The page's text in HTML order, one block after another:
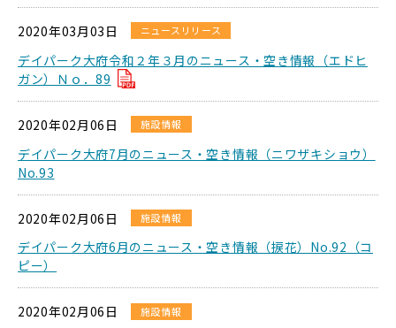
2020年03月03日 ニュースリリース
デイパーク大府令和２年３月のニュース・空き情報（エドヒ
ガン）Ｎｏ．89
2020年02月06日 施設情報
デイパーク大府7月のニュース・空き情報（ニワザキショウ）
No.93
2020年02月06日 施設情報
デイパーク大府6月のニュース・空き情報（捩花）No.92（コ
ピー）
2020年02月06日 施設情報